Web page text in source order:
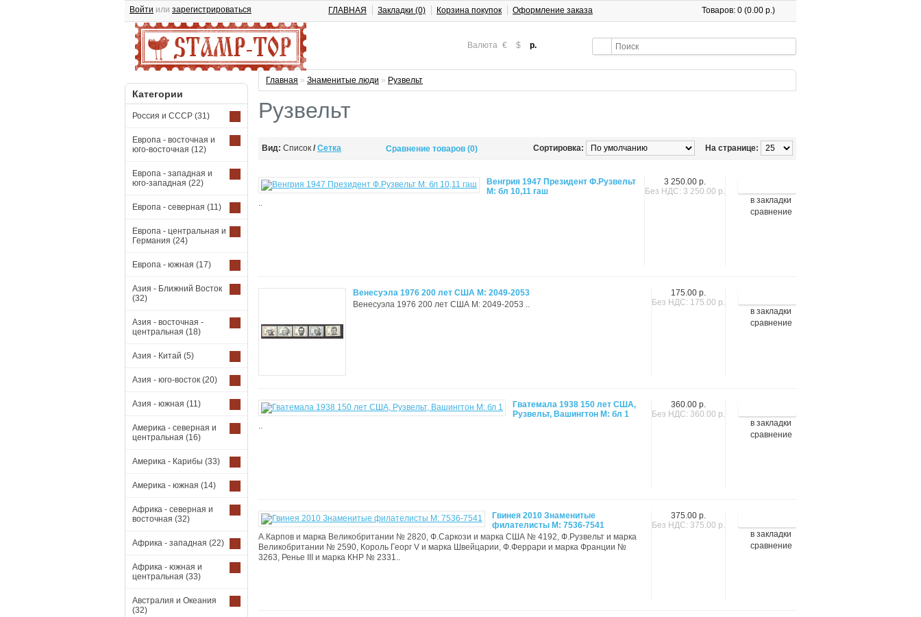
Валюта € $ р.
Товаров: 0 (0.00 р.)
Войти или зарегистрироваться ГЛАВНАЯ Закладки (0) Корзина покупок Оформление заказа
Категории
Россия и СССР (31)
Европа - восточная и
юго-восточная (12)
Европа - западная и
юго-западная (22)
Европа - северная (11)
Европа - центральная и
Германия (24)
Европа - южная (17)
Азия - Ближний Восток
(32)
Азия - восточная -
центральная (18)
Азия - Китай (5)
Азия - юго-восток (20)
Азия - южная (11)
Америка - северная и
центральная (16)
Америка - Карибы (33)
Америка - южная (14)
Африка - северная и
восточная (32)
Африка - западная (22)
Африка - южная и
центральная (33)
Австралия и Океания
(32)
Главная » Знаменитые люди » Рузвельт
Рузвельт
Вид: Список / Сетка На странице:
Сравнение товаров (0) Сортировка:
в закладки
сравнение
3 250.00 р.
Без НДС: 3 250.00 р.
Венгрия 1947 Президент Ф.Рузвельт
М: бл 10,11 гаш
..
в закладки
сравнение
175.00 р.
Без НДС: 175.00 р.
Венесуэла 1976 200 лет США М: 2049-2053
Венесуэла 1976 200 лет США М: 2049-2053 ..
в закладки
сравнение
360.00 р.
Без НДС: 360.00 р.
Гватемала 1938 150 лет США,
Рузвельт, Вашингтон М: бл 1
..
в закладки
сравнение
375.00 р.
Без НДС: 375.00 р.
Гвинея 2010 Знаменитые
филателисты М: 7536-7541
А.Карпов и марка Великобритании № 2820, Ф.Саркози и марка США № 4192, Ф.Рузвельт и марка
Великобритании № 2590, Король Георг V и марка Швейцарии, Ф.Феррари и марка Франции №
3263, Ренье III и марка КНР № 2331..